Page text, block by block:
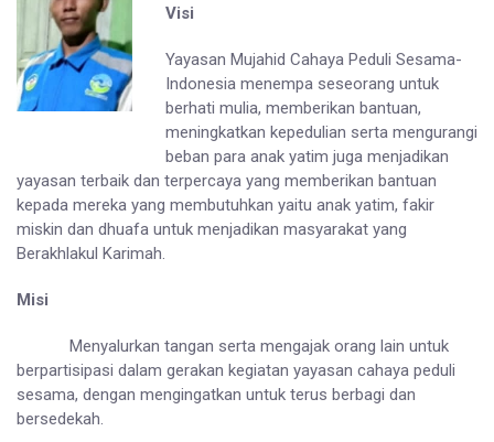
Visi
Yayasan Mujahid Cahaya Peduli Sesama-
Indonesia menempa seseorang untuk
berhati mulia, memberikan bantuan,
meningkatkan kepedulian serta mengurangi
beban para anak yatim juga menjadikan
yayasan terbaik dan terpercaya yang memberikan bantuan
kepada mereka yang membutuhkan yaitu anak yatim, fakir
miskin dan dhuafa untuk menjadikan masyarakat yang
Berakhlakul Karimah.
Misi
Menyalurkan tangan serta mengajak orang lain untuk
berpartisipasi dalam gerakan kegiatan yayasan cahaya peduli
sesama, dengan mengingatkan untuk terus berbagi dan
bersedekah.